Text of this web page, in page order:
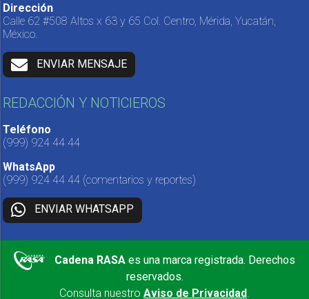
Dirección
Calle 62 #508 Altos x 63 y 65 Col. Centro, Mérida, Yucatán,
México.
ENVIAR MENSAJE
REDACCIÓN Y NOTICIEROS
Teléfono
(999) 924 44 44
WhatsApp
(999) 924 44 44 (comentarios y reportes)
ENVIAR WHATSAPP
Cadena RASA es una marca registrada. Derechos
reservados.
Consulta nuestro Aviso de Privacidad.